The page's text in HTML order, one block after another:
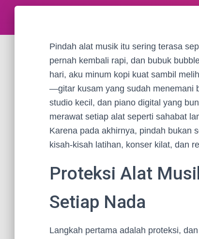
Pindah alat musik itu sering terasa
pernah kembali rapi, dan bubuk
hari, aku minum kopi kuat sambil
—gitar kusam yang sudah menemani
studio kecil, dan piano digital yang
merawat setiap alat seperti sahabat
Karena pada akhirnya, pindah bukan
kisah-kisah latihan, konser kilat, dan
Proteksi Alat
Setiap Nada
Langkah pertama adalah proteksi,